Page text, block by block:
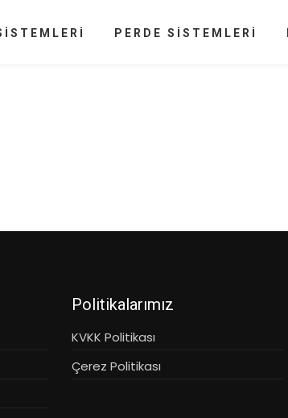
PERDE SİSTEMLERİ
Politikalarımız
KVKK Politikası
Çerez Politikası